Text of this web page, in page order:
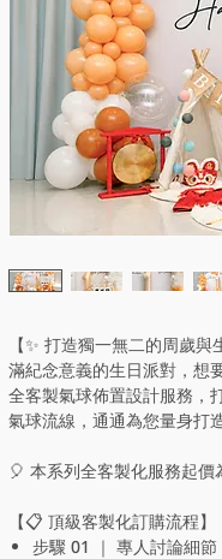
【✨ 打造獨一無二的周歲
滿紀念意義的生日派對，想
全客製氣球佈置設計服務，
氣球流線，通通為您量身打
🎈 本系列全客製化服務起價
【📋 頂級客製化訂購流程】
步驟 01 ｜ 專人討論細節